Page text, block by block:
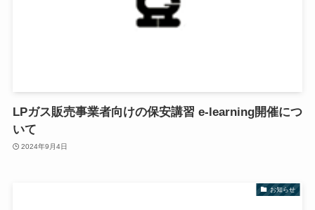
LPガス販売事業者向けの保安講習 e-learning開催につ
いて
2024年9月4日
お知らせ